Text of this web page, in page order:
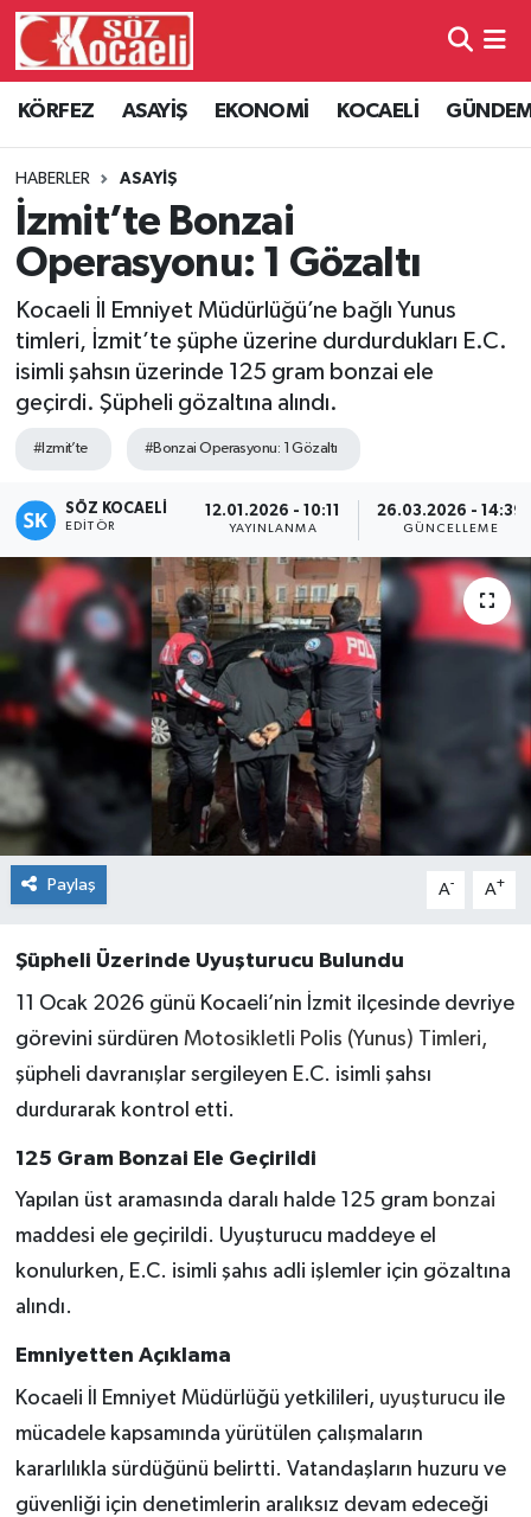
KÖRFEZ ASAYİŞ EKONOMİ KOCAELİ
HABERLER ASAYİŞ
İzmit’te Bonzai
Operasyonu: 1 Gözaltı
Kocaeli İl Emniyet Müdürlüğü’ne bağlı Yunus
timleri, İzmit’te şüphe üzerine durdurdukları E.C.
isimli şahsın üzerinde 125 gram bonzai ele
geçirdi. Şüpheli gözaltına alındı.
#Izmit’te #Bonzai Operasyonu: 1 Gözaltı
SÖZ KOCAELI
EDITÖR
12.01.2026 - 10:11
YAYINLANMA
26.03.2026 - 14:39
GÜNCELLEME
Paylaş A- A+
Şüpheli Üzerinde Uyuşturucu Bulundu
11 Ocak 2026 günü Kocaeli’nin İzmit ilçesinde devriye
görevini sürdüren Motosikletli Polis (Yunus) Timleri,
şüpheli davranışlar sergileyen E.C. isimli şahsı
durdurarak kontrol etti.
125 Gram Bonzai Ele Geçirildi
Yapılan üst aramasında daralı halde 125 gram bonzai
maddesi ele geçirildi. Uyuşturucu maddeye el
konulurken, E.C. isimli şahıs adli işlemler için gözaltına
alındı.
Emniyetten Açıklama
Kocaeli İl Emniyet Müdürlüğü yetkilileri, uyuşturucu ile
mücadele kapsamında yürütülen çalışmaların
kararlılıkla sürdüğünü belirtti. Vatandaşların huzuru ve
güvenliği için denetimlerin aralıksız devam edeceği
Kocaeli Hava Durumu
Kocaeli Namaz Vakitleri
Kocaeli Trafik Yoğunluk Haritası
Süper Lig Puan Durumu ve Fikstür
Tüm Manşetler
Son Dakika Haberleri
Haber Arşivi